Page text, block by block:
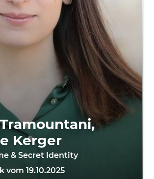
Kerger
& Secret Identity
vom 19.10.2025